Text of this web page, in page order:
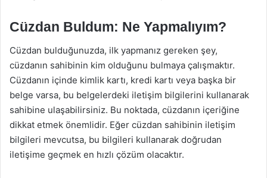
Cüzdan Buldum: Ne Yapmalıyım?
Cüzdan bulduğunuzda, ilk yapmanız gereken şey,
cüzdanın sahibinin kim olduğunu bulmaya çalışmaktır.
Cüzdanın içinde kimlik kartı, kredi kartı veya başka bir
belge varsa, bu belgelerdeki iletişim bilgilerini kullanarak
sahibine ulaşabilirsiniz. Bu noktada, cüzdanın içeriğine
dikkat etmek önemlidir. Eğer cüzdan sahibinin iletişim
bilgileri mevcutsa, bu bilgileri kullanarak doğrudan
iletişime geçmek en hızlı çözüm olacaktır.